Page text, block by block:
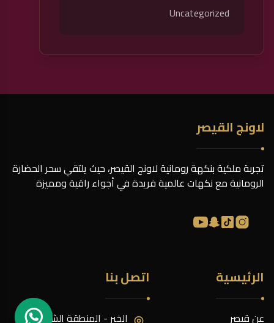
Uncategorized
لاونج القيصر
تجربة ملكية بنكهة رومانية لاونج القيصر، حيث يلتقي سحر الحضارة
الرومانية مع نكهات عالمية فريدة في أجواء راقية ومميزة
الرئيسية
عن قيصر
اتصل بنا
الخبر - المنطقة الشرقيّة